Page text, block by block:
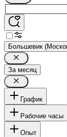
Большевик
За месяц
График
Рабочие часы
Опыт